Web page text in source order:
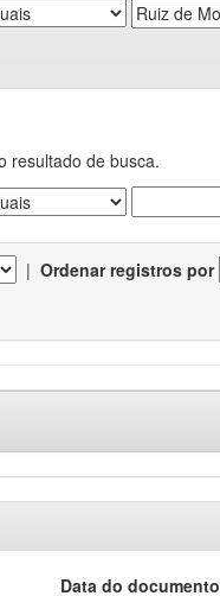
resultado de busca.
| Ordenar registros por
Data do documento